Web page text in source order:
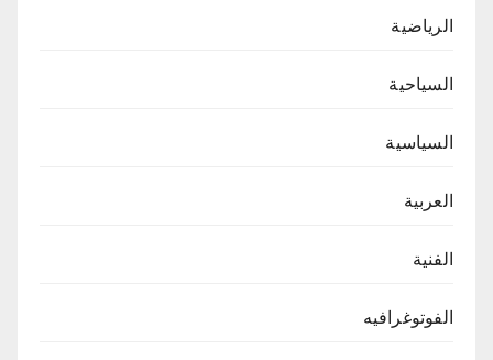
الرياضية
السياحية
السياسية
العربية
الفنية
الفوتوغرافيه